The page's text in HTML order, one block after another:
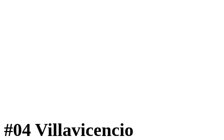
#04 Villavicencio